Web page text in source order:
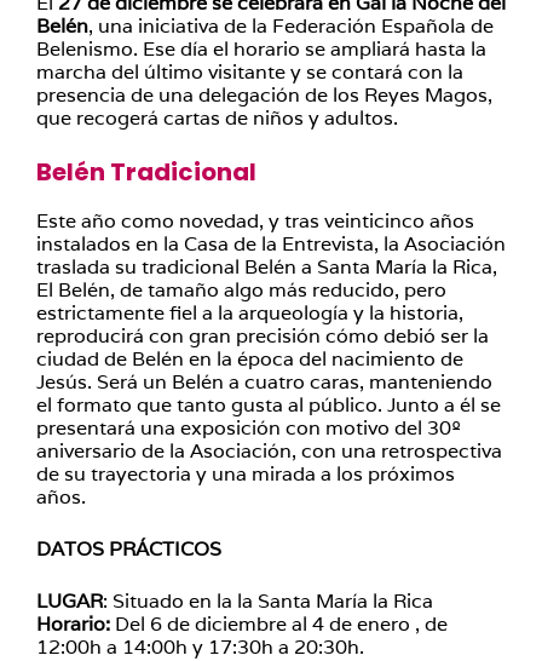
Belén, una iniciativa de la Federación Española de
Belenismo. Ese día el horario se ampliará hasta la
marcha del último visitante y se contará con la
presencia de una delegación de los Reyes Magos,
que recogerá cartas de niños y adultos.
Belén Tradicional
Este año como novedad, y tras veinticinco años
instalados en la Casa de la Entrevista, la Asociación
traslada su tradicional Belén a Santa María la Rica,
El Belén, de tamaño algo más reducido, pero
estrictamente fiel a la arqueología y la historia,
reproducirá con gran precisión cómo debió ser la
ciudad de Belén en la época del nacimiento de
Jesús. Será un Belén a cuatro caras, manteniendo
el formato que tanto gusta al público. Junto a él se
presentará una exposición con motivo del 30º
aniversario de la Asociación, con una retrospectiva
de su trayectoria y una mirada a los próximos
años.
DATOS PRÁCTICOS
LUGAR: Situado en la la Santa María la Rica
Horario: Del 6 de diciembre al 4 de enero , de
12:00h a 14:00h y 17:30h a 20:30h.